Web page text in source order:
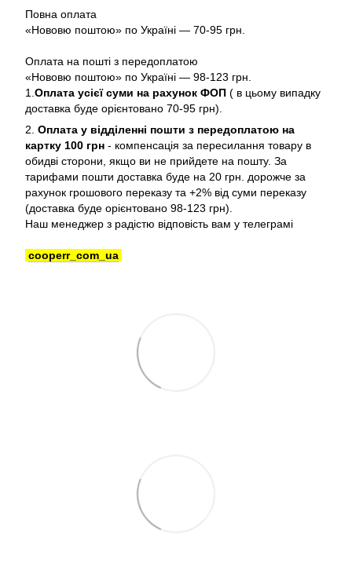
Повна оплата
«Нововю поштою» по Україні — 70-95 грн.
Оплата на пошті з передоплатою
«Нововю поштою» по Україні — 98-123 грн.
1. Оплата усієї суми на рахунок ФОП ( в цьому випадку
доставка буде орієнтовано 70-95 грн).
2. Оплата у відділенні пошти з передоплатою на
картку 100 грн - компенсація за пересилання товару в
обидві сторони, якщо ви не прийдете на пошту. За
тарифами пошти доставка буде на 20 грн. дорожче за
рахунок грошового переказу та +2% від суми переказу
(доставка буде орієнтовано 98-123 грн).
Наш менеджер з радістю відповість вам у телеграмі
cooperr_com_ua